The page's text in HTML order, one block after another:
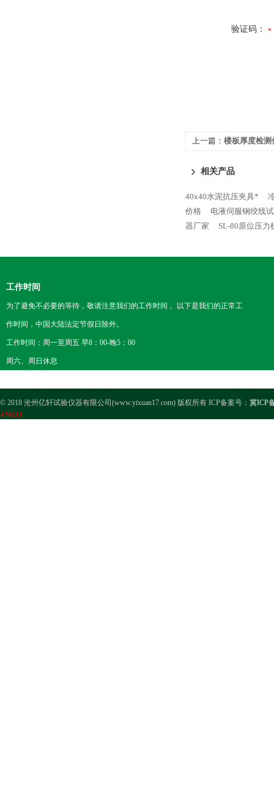
验证码：
上一篇： 楼板厚度检测
相关产品
40x40水泥抗压夹具*
价格
电液伺服钢绞线
器厂家
SL-80原位压力
工作时间
为了避免不必要的等待，敬请注意我们的工作时间 。以下是我们的正常工
作时间，中国大陆法定节假日除外。
工作时间：周一至周五 早8：00-晚5：00
周六、周日休息
© 2018 沧州亿轩试验仪器有限公司(www.yixuan17.com) 版权所有 ICP备案号： 冀ICP
426033